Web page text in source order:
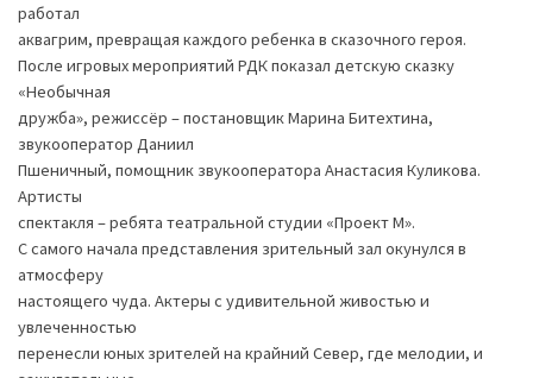
работал
аквагрим, превращая каждого ребенка в сказочного героя.
После игровых мероприятий РДК показал детскую сказку
«Необычная
дружба», режиссёр – постановщик Марина Битехтина,
звукооператор Даниил
Пшеничный, помощник звукооператора Анастасия Куликова.
Артисты
спектакля – ребята театральной студии «Проект М».
С самого начала представления зрительный зал окунулся в
атмосферу
настоящего чуда. Актеры с удивительной живостью и
увлеченностью
перенесли юных зрителей на крайний Север, где мелодии, и